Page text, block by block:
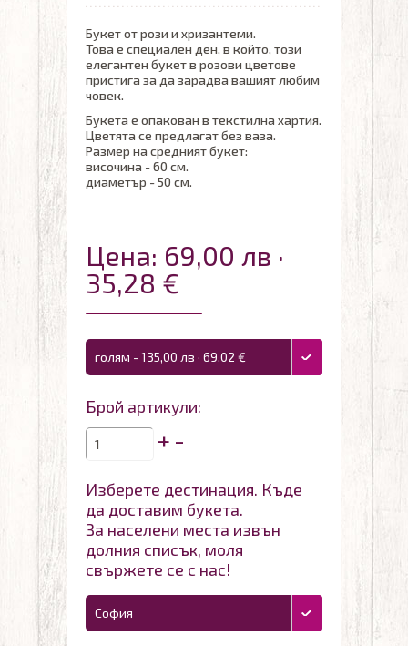
Букет от рози и хризантеми.
Това е специален ден, в който, този
елегантен букет в розови цветове
пристига за да зарадва вашият любим
човек.
Букета е опакован в текстилна хартия.
Цветята се предлагат без ваза.
Размер на средният букет:
височина - 60 см.
диаметър - 50 см.
Цена: 69,00 лв ·
35,28 €
голям - 135,00 лв · 69,02 €
Брой артикули:
+ -
Изберете дестинация. Къде
да доставим букета.
За населени места извън
долния списък, моля
свържете се с нас!
София